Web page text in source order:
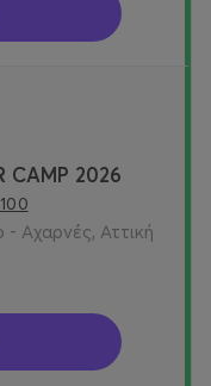
CAMP 2026
Αχαρνές, Αττική